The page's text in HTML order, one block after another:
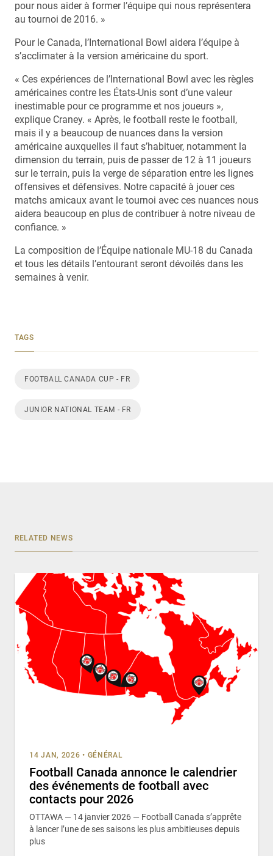
pour nous aider à former l’équipe qui nous représentera
au tournoi de 2016. »
Pour le Canada, l’International Bowl aidera l’équipe à
s’acclimater à la version américaine du sport.
« Ces expériences de l’International Bowl avec les règles
américaines contre les États-Unis sont d’une valeur
inestimable pour ce programme et nos joueurs »,
explique Craney. « Après, le football reste le football,
mais il y a beaucoup de nuances dans la version
américaine auxquelles il faut s’habituer, notamment la
dimension du terrain, puis de passer de 12 à 11 joueurs
sur le terrain, puis la verge de séparation entre les lignes
offensives et défensives. Notre capacité à jouer ces
matchs amicaux avant le tournoi avec ces nuances nous
aidera beaucoup en plus de contribuer à notre niveau de
confiance. »
La composition de l’Équipe nationale MU-18 du Canada
et tous les détails l’entourant seront dévoilés dans les
semaines à venir.
TAGS
FOOTBALL CANADA CUP - FR
JUNIOR NATIONAL TEAM - FR
RELATED NEWS
14 JAN, 2026 • GÉNÉRAL
Football Canada annonce le calendrier
des événements de football avec
contacts pour 2026
OTTAWA — 14 janvier 2026 — Football Canada s’apprête
à lancer l’une de ses saisons les plus ambitieuses depuis
plus